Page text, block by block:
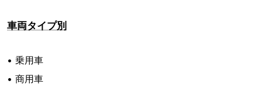
車両タイプ別
• 乗用車
• 商用車